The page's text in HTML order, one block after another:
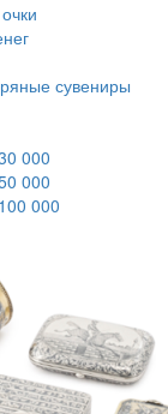
сувениры
000
000
000